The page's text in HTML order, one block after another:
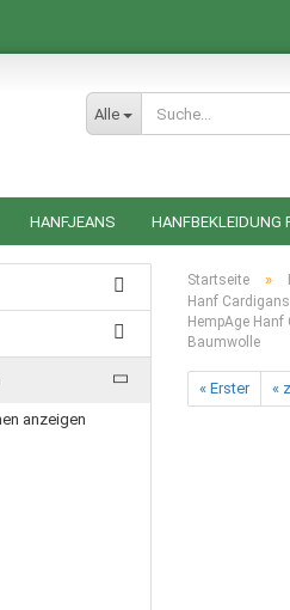
Alle
HANFJEANS HANFBEKLEIDUNG
UND IHN ACCESSOIRES AUS HANF
Startseite »
Hanf Cardigans
HempAge
Baumwolle
« Erster «
anzeigen